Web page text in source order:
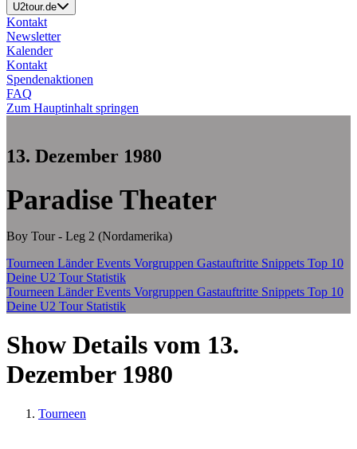
U2tour.de
Kontakt
Newsletter
Kalender
Kontakt
Spendenaktionen
FAQ
Zum Hauptinhalt springen
13. Dezember 1980
Paradise Theater
Boy Tour - Leg 2 (Nordamerika)
Tourneen LänderEvents Vorgruppen Gastauftritte Snippets Top 10
Deine U2 Tour Statistik
Tourneen LänderEvents Vorgruppen Gastauftritte Snippets Top 10
Deine U2 Tour Statistik
Show Details vom 13.
Dezember 1980
Tourneen